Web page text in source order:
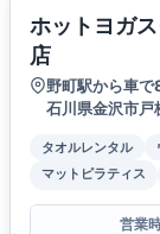
ホットヨガ
店
野町駅から車で
石川県金沢市戸
タオルレンタル
マットピラティス
営業